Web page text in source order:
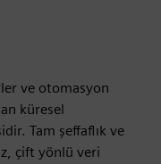
ve otomasyon
küresel
Tam şeffaflık ve
çift yönlü veri